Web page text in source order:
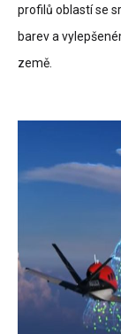
profilů oblastí se
barev a
země.